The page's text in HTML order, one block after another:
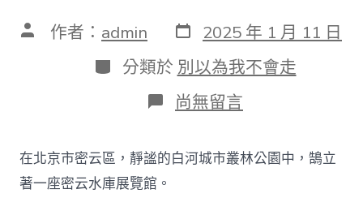
文 作者： admin 發
表
日
期
2025 年 1 月 11 日
分
類
分類於 別以為我不會走
在
〈北
市
密
尚無留言
在北京市密云區，靜謐的白河城市叢林公園中，鵠立
著一座密云水庫展覽館。